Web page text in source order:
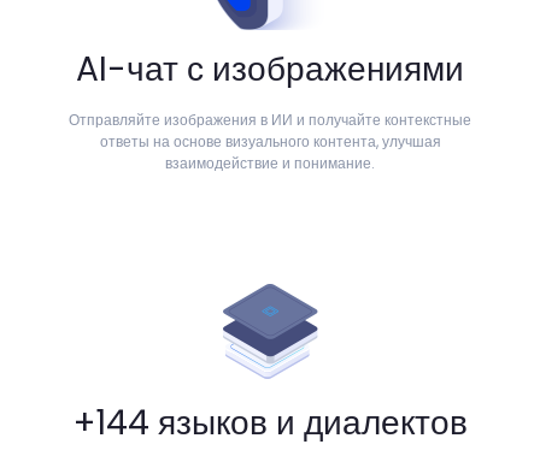
AI-чат с изображениями
Отправляйте изображения в ИИ и получайте контекстные
ответы на основе визуального контента, улучшая
взаимодействие и понимание.
+144 языков и диалектов